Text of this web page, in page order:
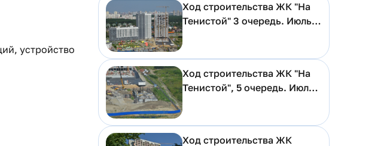
устройство
Ход строительства ЖК "На
Тенистой" 3 очередь. Июль
Ход строительства ЖК "На
Тенистой", 5 очередь. Июль
Ход строительства ЖК